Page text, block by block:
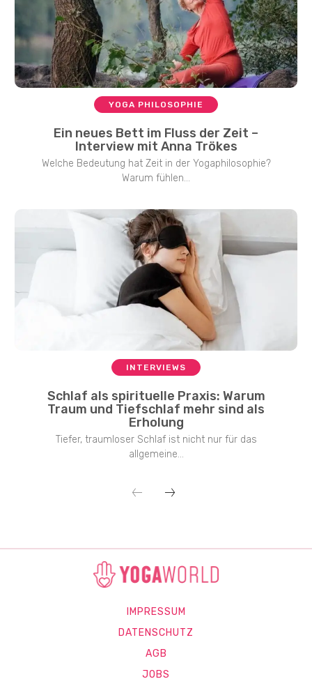
YOGA PHILOSOPHIE
Ein neues Bett im Fluss der Zeit –
Interview mit Anna Trökes
Welche Bedeutung hat Zeit in der Yogaphilosophie?
Warum fühlen...
INTERVIEWS
Schlaf als spirituelle Praxis: Warum
Traum und Tiefschlaf mehr sind als
Erholung
Tiefer, traumloser Schlaf ist nicht nur für das
allgemeine...
IMPRESSUM
DATENSCHUTZ
AGB
JOBS